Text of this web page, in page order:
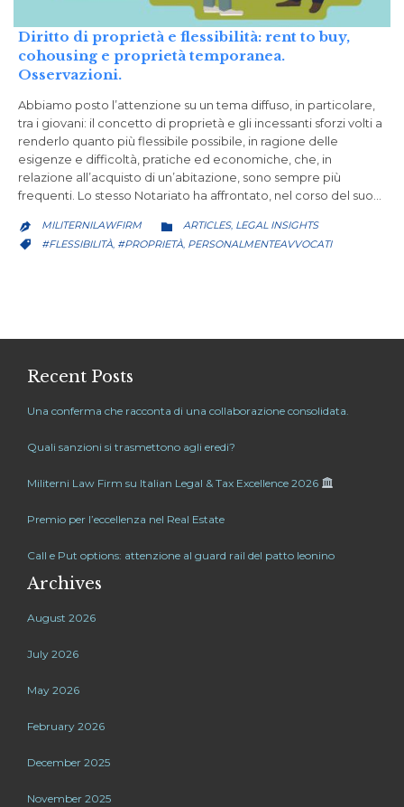
Diritto di proprietà e flessibilità: rent to buy,
cohousing e proprietà temporanea.
Osservazioni.
Abbiamo posto l’attenzione su un tema diffuso, in particolare,
tra i giovani: il concetto di proprietà e gli incessanti sforzi volti a
renderlo quanto più flessibile possibile, in ragione delle
esigenze e difficoltà, pratiche ed economiche, che, in
relazione all’acquisto di un’abitazione, sono sempre più
frequenti. Lo stesso Notariato ha affrontato, nel corso del suo…
 MILITERNILAWFIRM  CATEGORY
ARTICLES, LEGAL INSIGHTS
 CATEGORY
#FLESSIBILITÀ, #PROPRIETÀ, PERSONALMENTEAVVOCATI
Recent Posts
Una conferma che racconta di una collaborazione consolidata.
Quali sanzioni si trasmettono agli eredi?
Militerni Law Firm su Italian Legal & Tax Excellence 2026
Premio per l’eccellenza nel Real Estate
Call e Put options: attenzione al guard rail del patto leonino
Archives
August 2026
July 2026
May 2026
February 2026
December 2025
November 2025